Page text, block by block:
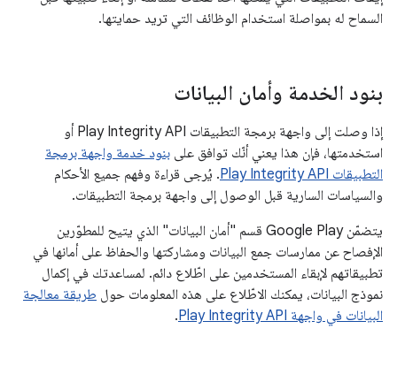
السماح له بمواصلة استخدام الوظائف التي تريد حمايتها.
بنود الخدمة وأمان البيانات
إذا وصلت إلى واجهة برمجة التطبيقات Play Integrity API أو
استخدمتها، فإن هذا يعني أنّك توافق على بنود خدمة واجهة برمجة
التطبيقات Play Integrity API
. يُرجى قراءة وفهم جميع الأحكام
والسياسات السارية قبل الوصول إلى واجهة برمجة التطبيقات.
يتضمّن Google Play قسم "أمان البيانات" الذي يتيح للمطوّرين
الإفصاح عن ممارسات جمع البيانات ومشاركتها والحفاظ على أمانها في
تطبيقاتهم لإبقاء المستخدمين على اطّلاع دائم. لمساعدتك في إكمال
نموذج البيانات، يمكنك الاطّلاع على هذه المعلومات حول طريقة معالجة
البيانات في واجهة Play Integrity API
.